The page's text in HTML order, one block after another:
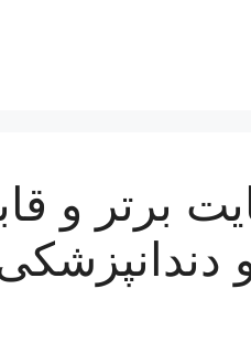
5 وبسایت برتر